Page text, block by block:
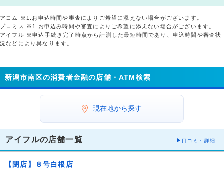
アコム ※1.お申込時間や審査によりご希望に添えない場合がございます。
プロミス ※1 お申込み時間や審査によりご希望に添えない場合がございます。
アイフル ※申込手続き完了時点から計測した最短時間であり、申込時間や審査状
況などにより異なります。
新潟市南区の消費者金融の店舗・ATM検索
現在地から探す
アイフルの店舗一覧 口コミ・詳細
【閉店】８号白根店